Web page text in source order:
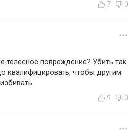
7 0
телесное повреждение? Убить так
квалифицировать, чтобы другим
9 0